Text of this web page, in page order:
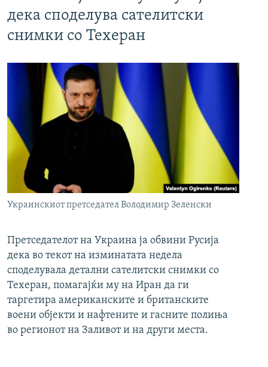
дека споделува сателитски
снимки со Техеран
Украинскиот претседател Володимир Зеленски
Претседателот на Украина ја обвини Русија
дека во текот на изминатата недела
споделувала детални сателитски снимки со
Техеран, помагајќи му на Иран да ги
таргетира американските и британските
воени објекти и нафтените и гасните полиња
во регионот на Заливот и на други места.